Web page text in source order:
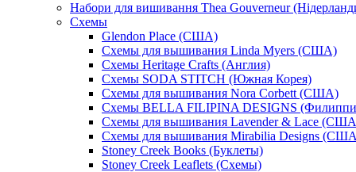
Набори для вишивання Thea Gouverneur
Схемы
Glendon Place (США)
Схемы для вышивания Linda Myers (США)
Схемы Heritage Crafts (Англия)
Схемы SODA STITCH (Южная Корея)
Схемы для вышивания Nora Corbett (США)
Схемы BELLA FILIPINA DESIGNS
Схемы для вышивания Lavender & Lace
Схемы для вышивания Mirabilia Designs
Stoney Creek Books (Буклеты)
Stoney Creek Leaflets (Схемы)